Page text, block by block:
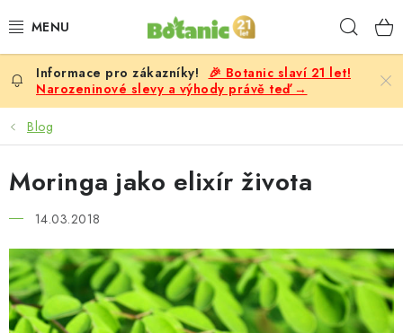
na
PREMIUM
DOPLŇKY STRAVY
CÍLE
POTRAVINY, NÁPOJE
SLEVY, AKCE
BESTSELLERY
🎉 Botanic slaví 21 let!
Narozeninové slevy a výhody právě teď →
Blog
Moringa jako elixír života
14.03.2018